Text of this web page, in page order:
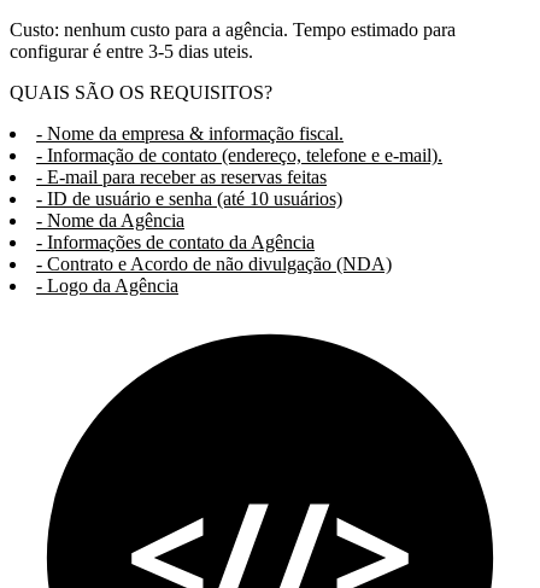
Custo: nenhum custo para a agência. Tempo estimado para
configurar é entre 3-5 dias uteis.
QUAIS SÃO OS REQUISITOS?
- Nome da empresa & informação fiscal.
- Informação de contato (endereço, telefone e e-mail).
- E-mail para receber as reservas feitas
- ID de usuário e senha (até 10 usuários)
- Nome da Agência
- Informações de contato da Agência
- Contrato e Acordo de não divulgação (NDA)
- Logo da Agência